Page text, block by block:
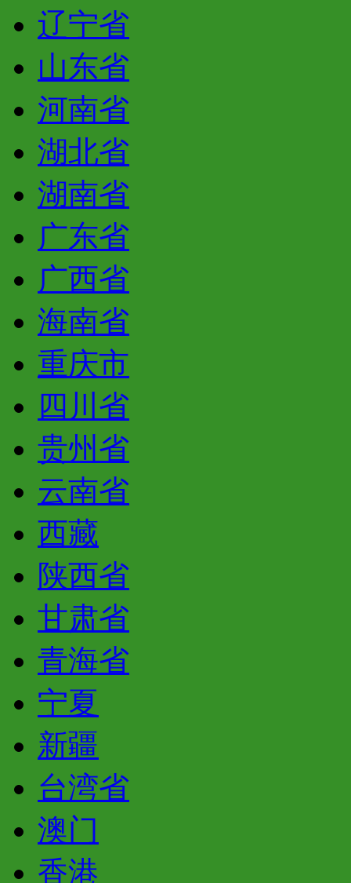
辽宁省
山东省
河南省
湖北省
湖南省
广东省
广西省
海南省
重庆市
四川省
贵州省
云南省
西藏
陕西省
甘肃省
青海省
宁夏
新疆
台湾省
澳门
香港